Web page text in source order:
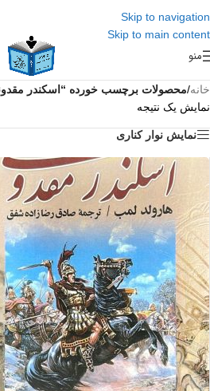
Skip to navigation
Skip to main content
منو
خانه/محصولات برچسب خورده “اسکندر
نمایش یک نتیجه
نمایش نوار کناری